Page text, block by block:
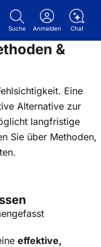
Anmelden Chat
Suche
&
Eine
Alternative zur
langfristige
Sie über Methoden,
effektive,